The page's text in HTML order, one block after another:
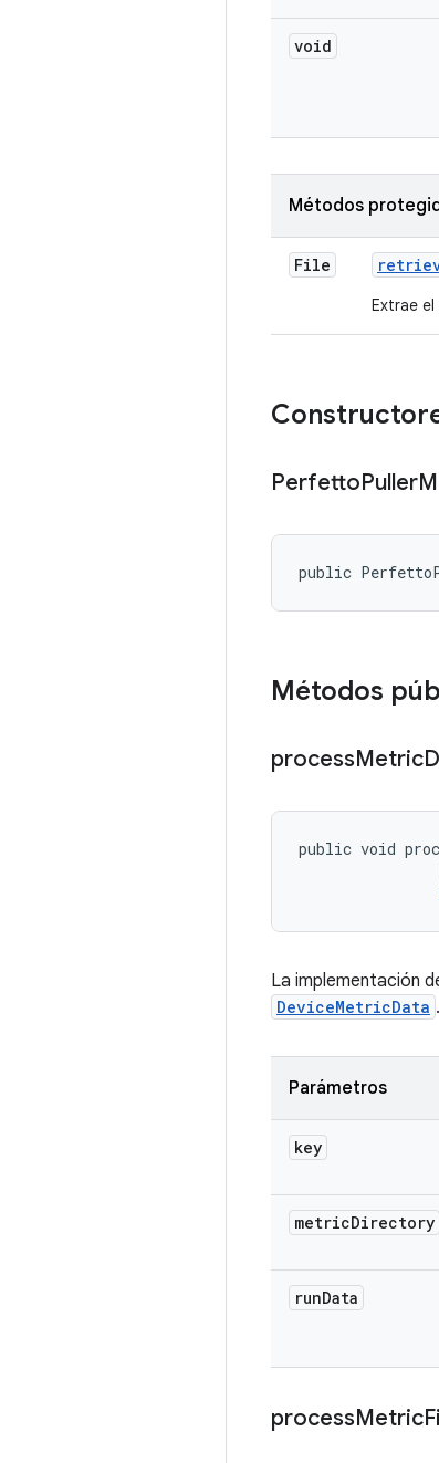
void
Métodos
File
Extrae
PerfettoPuller
public
Métodos
processMetric
public void
La implementación
DeviceMetricData .
Parámetros
key
metricDirectory
runData
processMetric